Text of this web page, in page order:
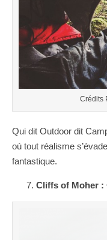
Crédits
Qui dit Outdoor dit
où tout réalisme
fantastique.
Cliffs of Moher :